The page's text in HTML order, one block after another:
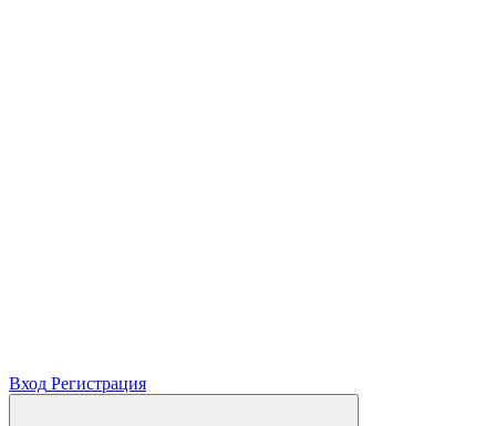
Вход Регистрация